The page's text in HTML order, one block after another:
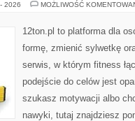
2026 MOŻLIWOŚĆ
12ton.pl to platforma dla
formę, zmienić sylwetkę
serwis, w którym fitness
podejście do celów jest
szukasz motywacji albo
nawyki, tutaj znajdziesz